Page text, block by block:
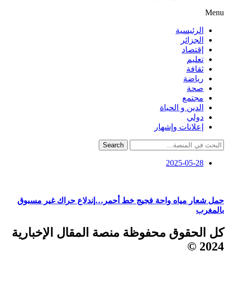
Menu
الرئيسية
الجزائر
إقتصاد
تعليم
ثقافة
رياضة
صحة
مجتمع
الدين و الحياة
دولي
إعلانات وإشهار
Search
2025-05-28
حمل شعار مياه واحة فجيج خط أحمر…إندلاع حراك غير مسبوق
بالمغرب
كل الحقوق محفوظة منصة المقال الإخبارية
2024 ©